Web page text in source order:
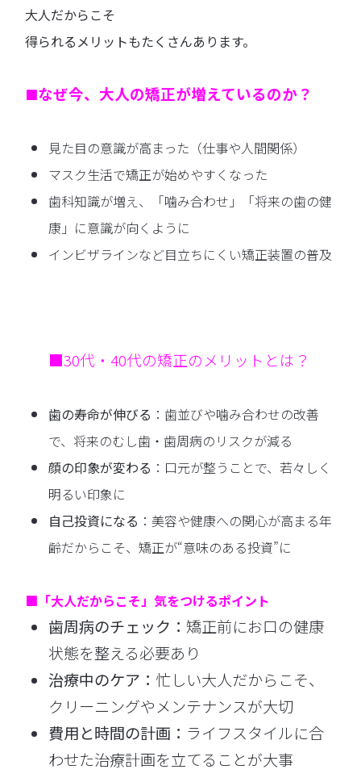
大人だからこそ
得られるメリットもたくさんあります。
■なぜ今、大人の矯正が増えているのか？
見た目の意識が高まった（仕事や人間関係）
マスク生活で矯正が始めやすくなった
歯科知識が増え、「噛み合わせ」「将来の歯の健
康」に意識が向くように
インビザラインなど目立ちにくい矯正装置の普及
■30代・40代の矯正のメリットとは？
歯の寿命が伸びる ：歯並びや噛み合わせの改善
で、将来のむし歯・歯周病のリスクが減る
顔の印象が変わる ：口元が整うことで、若々しく
明るい印象に
自己投資になる ：美容や健康への関心が高まる年
齢だからこそ、矯正が“意味のある投資”に
■「大人だからこそ」気をつけるポイント
歯周病のチェック： 矯正前にお口の健康
状態を整える必要あり
治療中のケア： 忙しい大人だからこそ、
クリーニングやメンテナンスが大切
費用と時間の計画： ライフスタイルに合
わせた治療計画を立てることが大事